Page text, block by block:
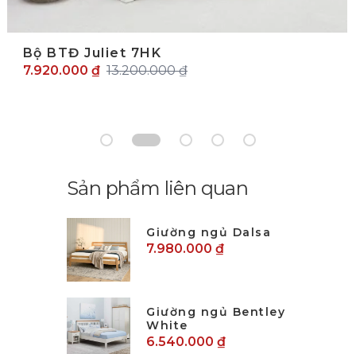
Bộ BTĐ Juliet 7HK
7.920.000 ₫ 13.200.000 ₫
Sản phẩm liên quan
Giường ngủ Dalsa
7.980.000 ₫
Giường ngủ Bentley
White
6.540.000 ₫